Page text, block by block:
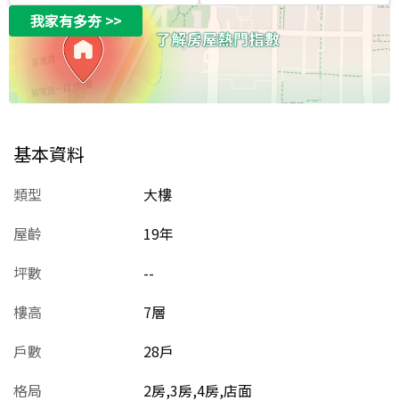
我家有多夯>>
基本資料
類型
大樓
屋齡
19年
坪數
--
樓高
7層
戶數
28戶
格局
2房,3房,4房,店面